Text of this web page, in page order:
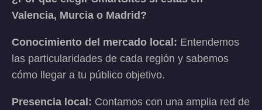
Valencia, Murcia o Madrid?
Conocimiento del mercado local: Entendemos
las particularidades de cada región y sabemos
cómo llegar a tu público objetivo.
Presencia local: Contamos con una amplia red de